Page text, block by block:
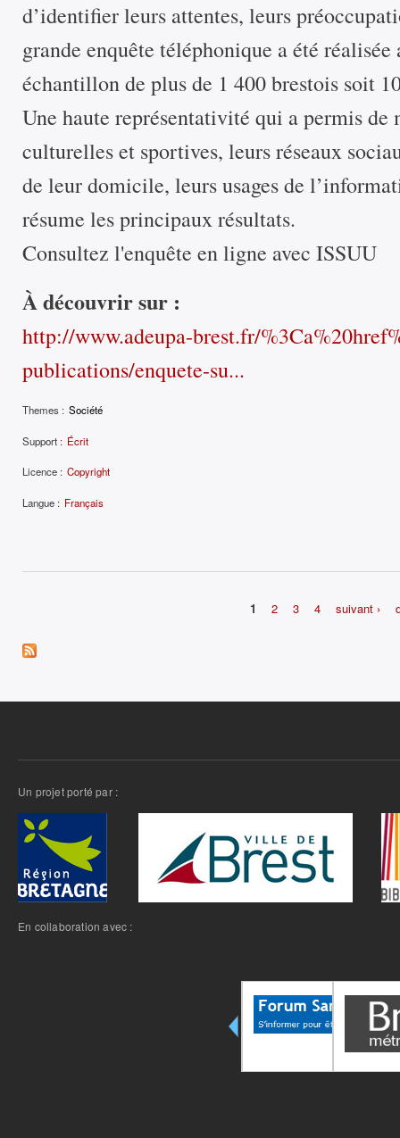
d’identifier leurs attentes, leurs
grande enquête téléphonique a été
échantillon de plus de 1 400 brestois soit
Une haute représentativité qui a permis
culturelles et sportives, leurs réseaux
de leur domicile, leurs usages de
résume les principaux résultats.
Consultez l'enquête en ligne avec ISSUU
À découvrir sur :
http://www.adeupa-brest.fr/
publications/enquete-su...
Themes : Société
Support : Écrit
Licence : Copyright
Langue : Français
1 2 3 4 suivant ›
Un projet porté par :
En collaboration avec :